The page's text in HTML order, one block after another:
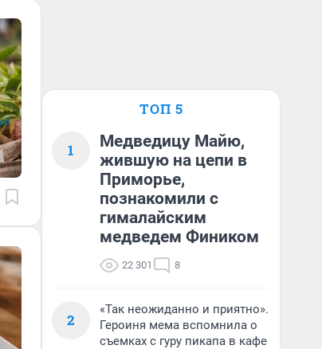
ТОП 5
1
Медведицу Майю,
жившую на цепи в
Приморье,
познакомили с
гималайским
медведем Фиником
22 301 8
2
«Так неожиданно и приятно».
Героиня мема вспомнила о
съемках с гуру пикапа в кафе